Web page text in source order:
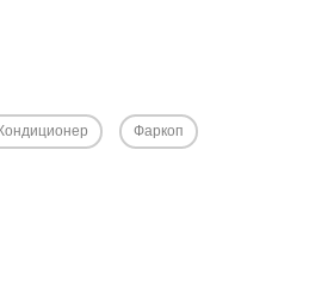
Кондиционер Фаркоп